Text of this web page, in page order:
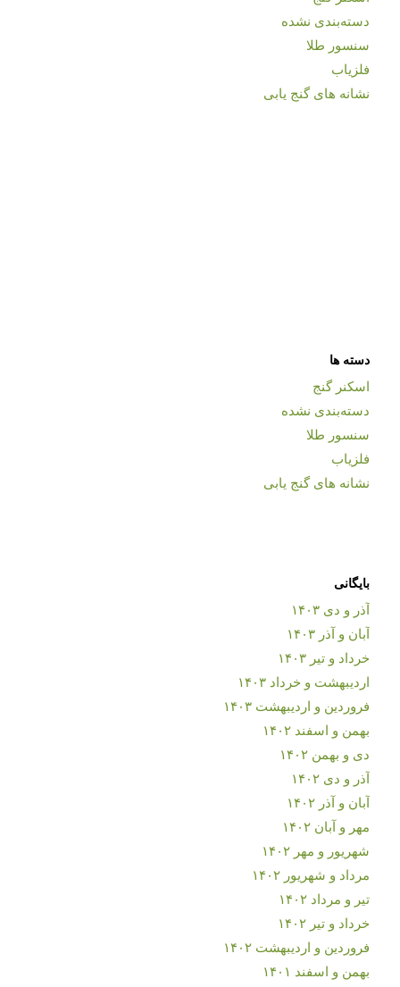
دسته‌بندی نشده
سنسور طلا
فلزیاب
نشانه های گنج یابی
دسته ها
اسکنر گنج
دسته‌بندی نشده
سنسور طلا
فلزیاب
نشانه های گنج یابی
بایگانی
آذر و دی ۱۴۰۳
آبان و آذر ۱۴۰۳
خرداد و تیر ۱۴۰۳
اردیبهشت و خرداد ۱۴۰۳
فروردین و اردیبهشت ۱۴۰۳
بهمن و اسفند ۱۴۰۲
دی و بهمن ۱۴۰۲
آذر و دی ۱۴۰۲
آبان و آذر ۱۴۰۲
مهر و آبان ۱۴۰۲
شهریور و مهر ۱۴۰۲
مرداد و شهریور ۱۴۰۲
تیر و مرداد ۱۴۰۲
خرداد و تیر ۱۴۰۲
فروردین و اردیبهشت ۱۴۰۲
بهمن و اسفند ۱۴۰۱